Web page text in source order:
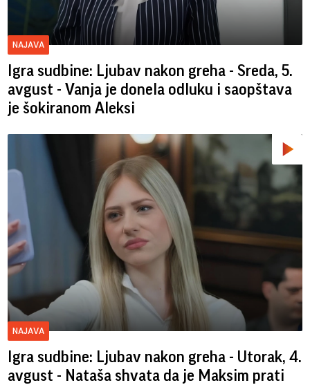
NAJAVA
Igra sudbine: Ljubav nakon greha - Sreda, 5.
avgust - Vanja je donela odluku i saopštava
je šokiranom Aleksi
NAJAVA
Igra sudbine: Ljubav nakon greha - Utorak, 4.
avgust - Nataša shvata da je Maksim prati